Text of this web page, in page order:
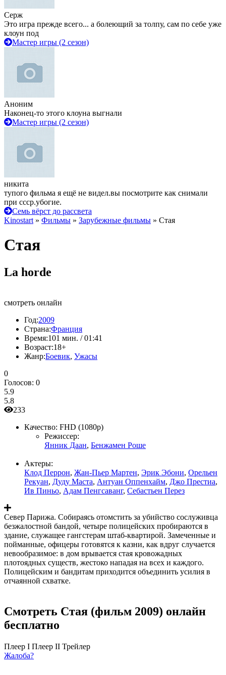
Серж
Это игра прежде всего... а болеющий за толпу, сам по себе уже
клоун под
Мастер игры (2 сезон)
Аноним
Наконец-то этого клоуна выгнали
Мастер игры (2 сезон)
никита
тупого фильма я ещё не видел.вы посмотрите как снимали
при ссср.убогие.
Семь вёрст до рассвета
Kinostart » Фильмы » Зарубежные фильмы » Стая
Стая
La horde
смотреть онлайн
Год:2009
Страна:Франция
Время:101 мин. / 01:41
Возраст:18+
Жанр:Боевик, Ужасы
0
Голосов: 0
5.9
5.8
233
Качество: FHD (1080p)
Режиссер:
Янник Даан, Бенжамен Роше
Актеры:
Клод Перрон, Жан-Пьер Мартен, Эрик Эбони, Орельен
Рекуан, Дуду Маста, Антуан Оппенхайм, Джо Престиа,
Ив Пиньо, Адам Пенгсаванг, Себастьен Перез
Север Парижа. Собираясь отомстить за убийство сослуживца
безжалостной бандой, четыре полицейских пробираются в
здание, служащее гангстерам штаб-квартирой. Замеченные и
пойманные, офицеры готовятся к казни, как вдруг случается
невообразимое: в дом врывается стая кровожадных
плотоядных существ, жестоко нападая на всех и каждого.
Полицейским и бандитам приходится объединить усилия в
отчаянной схватке.
Смотреть Стая (фильм 2009) онлайн
бесплатно
Плеер I Плеер II Трейлер
Жалоба?